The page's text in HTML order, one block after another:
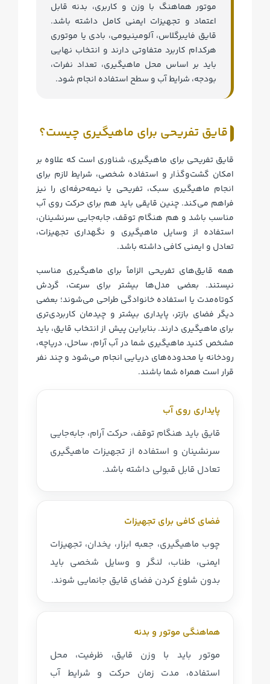
موتور هماهنگ با وزن و کاربری، بدنه قابل
اعتماد و تجهیزات ایمنی کامل داشته باشد.
قایق فایبرگلاس، آلومینیومی، بادی یا موتوری
هرکدام کاربرد متفاوتی دارند و انتخاب نهایی
باید بر اساس محل ماهیگیری، تعداد نفرات،
بودجه، شرایط آب و سطح استفاده انجام شود.
قایق تفریحی برای ماهیگیری چیست؟
قایق تفریحی برای ماهیگیری، شناوری است که علاوه بر
امکان گشت‌وگذار و استفاده شخصی، شرایط لازم برای
انجام ماهیگیری سبک، تفریحی یا نیمه‌حرفه‌ای را نیز
فراهم می‌کند. چنین قایقی باید هم برای حرکت روی آب
مناسب باشد و هم هنگام توقف، جابه‌جایی سرنشینان،
استفاده از وسایل ماهیگیری و نگهداری تجهیزات،
تعادل و ایمنی کافی داشته باشد.
همه قایق‌های تفریحی الزاماً برای ماهیگیری مناسب
نیستند. بعضی مدل‌ها بیشتر برای سرعت، گردش
کوتاه‌مدت یا استفاده خانوادگی طراحی می‌شوند؛ بعضی
دیگر فضای بازتر، پایداری بیشتر و چیدمان کاربردی‌تری
برای ماهیگیری دارند. بنابراین پیش از انتخاب قایق، باید
مشخص کنید ماهیگیری شما در آب آرام، ساحل، دریاچه،
رودخانه یا محدوده‌های دریایی انجام می‌شود و چند نفر
قرار است همراه شما باشند.
پایداری روی آب
قایق باید هنگام توقف، حرکت آرام، جابه‌جایی
سرنشینان و استفاده از تجهیزات ماهیگیری
تعادل قابل قبولی داشته باشد.
فضای کافی برای تجهیزات
چوب ماهیگیری، جعبه ابزار، یخدان، تجهیزات
ایمنی، طناب، لنگر و وسایل شخصی باید
بدون شلوغ کردن فضای قایق جانمایی شوند.
هماهنگی موتور و بدنه
موتور باید با وزن قایق، ظرفیت، محل
استفاده، مدت زمان حرکت و شرایط آب